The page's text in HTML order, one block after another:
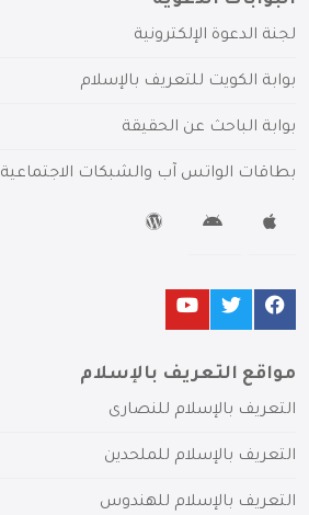
لجنة الدعوة الإلكترونية
بوابة الكويت للتعريف بالإسلام
بوابة الباحث عن الحقيقة
بطاقات الواتس آب والشبكات الاجتماعية
مواقع التعريف بالإسلام
التعريف بالإسلام للنصارى
التعريف بالإسلام للملحدين
التعريف بالإسلام للهندوس